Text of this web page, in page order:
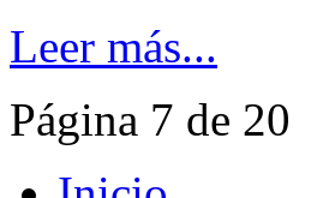
Leer más...
Página 7 de 20